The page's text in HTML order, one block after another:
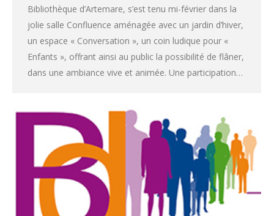
Bibliothèque d’Artemare, s’est tenu mi-février dans la
jolie salle Confluence aménagée avec un jardin d’hiver,
un espace « Conversation », un coin ludique pour «
Enfants », offrant ainsi au public la possibilité de flâner,
dans une ambiance vive et animée. Une participation…